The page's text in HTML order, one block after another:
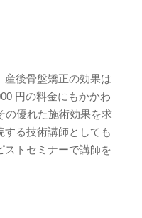
産後骨盤矯正の効果は
円の料金にもかかわ
の優れた施術効果を求
る技術講師としても
ストセミナーで講師を